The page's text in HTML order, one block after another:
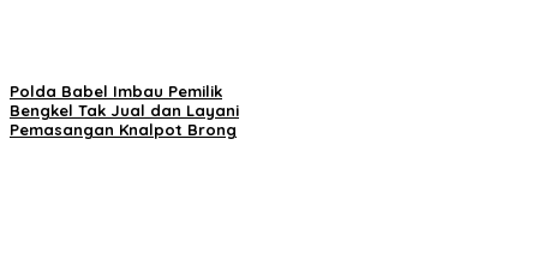
Polda Babel Imbau Pemilik
Bengkel Tak Jual dan Layani
Pemasangan Knalpot Brong